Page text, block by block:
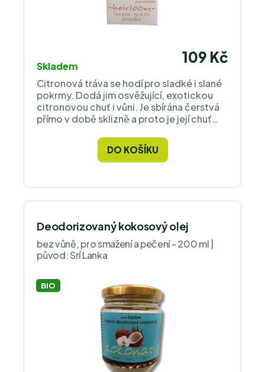
Skladem
109 Kč
Citronová tráva se hodí pro sladké i slané
pokrmy. Dodá jim osvěžující, exotickou
citronovou chuť i vůni. Je sbírána čerstvá
přímo v době sklizně a proto je její chuť
běžného obchodu.
DO KOŠÍKU
Deodorizovaný kokosový olej
bez vůně, pro smažení a pečení - 200 ml |
původ: Srí Lanka
BIO